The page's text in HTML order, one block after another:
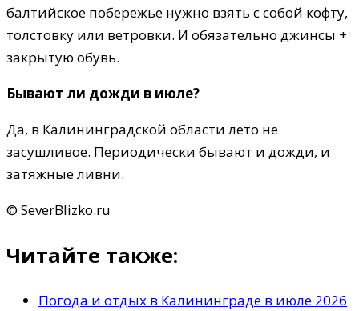
балтийское побережье нужно взять с собой кофту,
толстовку или ветровки. И обязательно джинсы +
закрытую обувь.
Бывают ли дожди в июле?
Да, в Калининградской области лето не
засушливое. Периодически бывают и дожди, и
затяжные ливни.
© SeverBlizko.ru
Читайте также:
Погода и отдых в Калининграде в июле 2026